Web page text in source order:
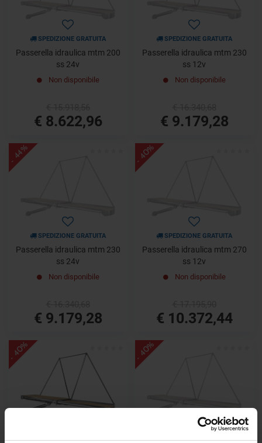
SPEDIZIONE GRATUITA
Passerella idraulica mtm 200
ss 24v
Non disponibile
€ 8.622,96
SPEDIZIONE GRATUITA
Passerella idraulica mtm 230
ss 12v
Non disponibile
€ 9.179,28
- 44%
SPEDIZIONE GRATUITA
Passerella idraulica mtm 230
ss 24v
Non disponibile
€ 9.179,28
- 40%
SPEDIZIONE GRATUITA
Passerella idraulica mtm 270
ss 12v
Non disponibile
€ 10.372,44
- 40% - 40%
SPEDIZIONE GRATUITA